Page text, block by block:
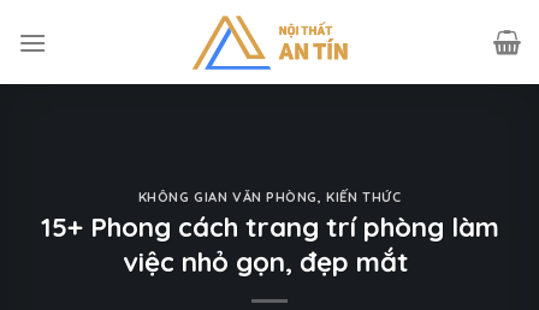
KHÔNG GIAN VĂN PHÒNG ,KIẾN THỨC
15+ Phong cách trang trí phòng làm
việc nhỏ gọn, đẹp mắt